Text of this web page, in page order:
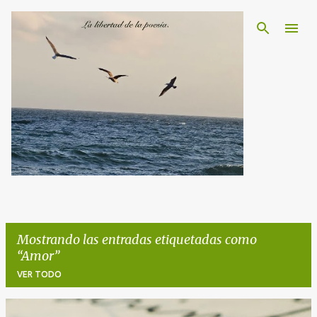
Ir al contenido principal
Mostrando las entradas etiquetadas como
Amor
VER TODO